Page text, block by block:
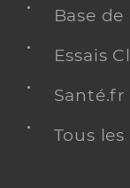
Base
Essais
Tous